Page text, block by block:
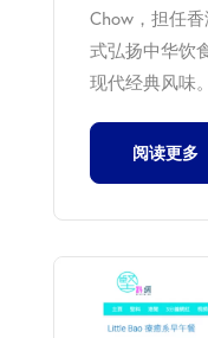
Chow，担任
式弘扬中华饮
现代经典风味。
阅读更多